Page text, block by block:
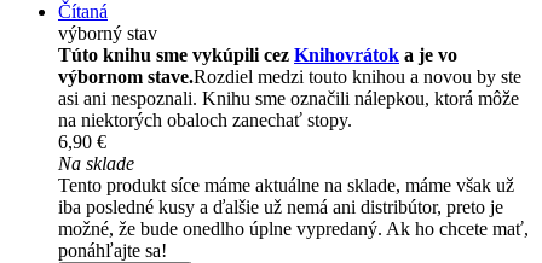
Čítaná
výborný stav
Túto knihu sme vykúpili cez Knihovrátok a je vo
výbornom stave.Rozdiel medzi touto knihou a novou by ste
asi ani nespoznali. Knihu sme označili nálepkou, ktorá môže
na niektorých obaloch zanechať stopy.
6,90 €
Na sklade
Tento produkt síce máme aktuálne na sklade, máme však už
iba posledné kusy a ďalšie už nemá ani distribútor, preto je
možné, že bude onedlho úplne vypredaný. Ak ho chcete mať,
ponáhľajte sa!